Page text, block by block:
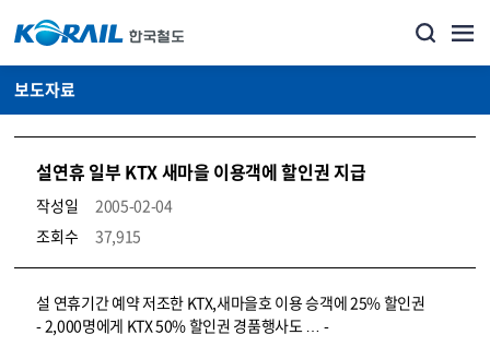
보도자료
설연휴 일부 KTX 새마을 이용객에 할인권 지급
작성일
2005-02-04
조회수
37,915
뉴스·홍보_보도자료 상세보기 – 내용, 파일, 담당자 연락처로 구성
설 연휴기간 예약 저조한 KTX,새마을호 이용 승객에 25% 할인권
- 2,000명에게 KTX 50% 할인권 경품행사도 … -